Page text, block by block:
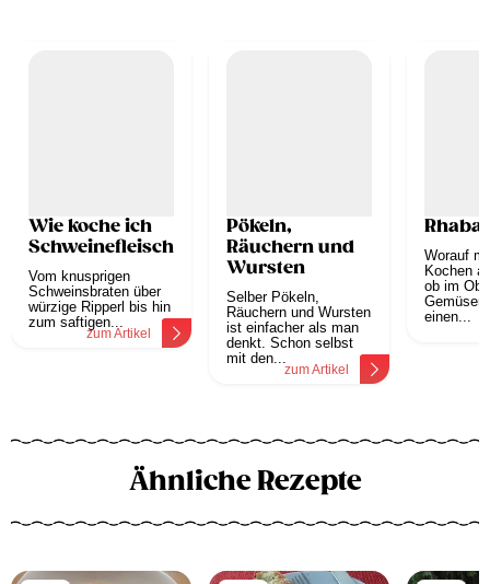
Wie koche ich
Schweinefleisch?
Vom knusprigen
Schweinsbraten über
würzige Ripperl bis hin
zum saftigen...
zum Artikel
Pökeln,
Räuchern und
Wursten
Selber Pökeln,
Räuchern und Wursten
ist einfacher als man
denkt. Schon selbst
mit den...
zum Artikel
Worauf
Kochen
ob im
einen...
Ähnliche Rezepte